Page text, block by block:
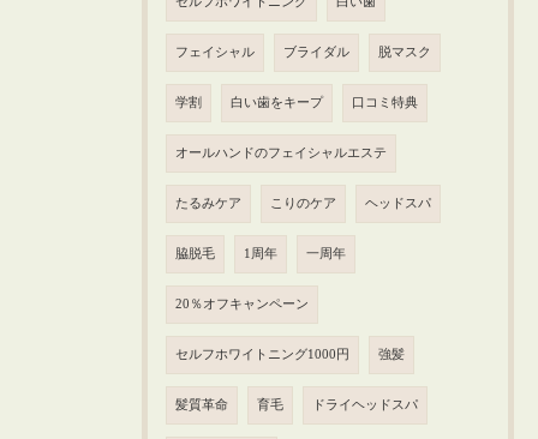
フェイシャル ブライダル 脱マスク
学割 白い歯をキープ 口コミ特典
オールハンドのフェイシャルエステ
たるみケア こりのケア ヘッドスパ
脇脱毛 1周年 一周年
20％オフキャンペーン
セルフホワイトニング1000円 強髪
髪質革命 育毛 ドライヘッドスパ